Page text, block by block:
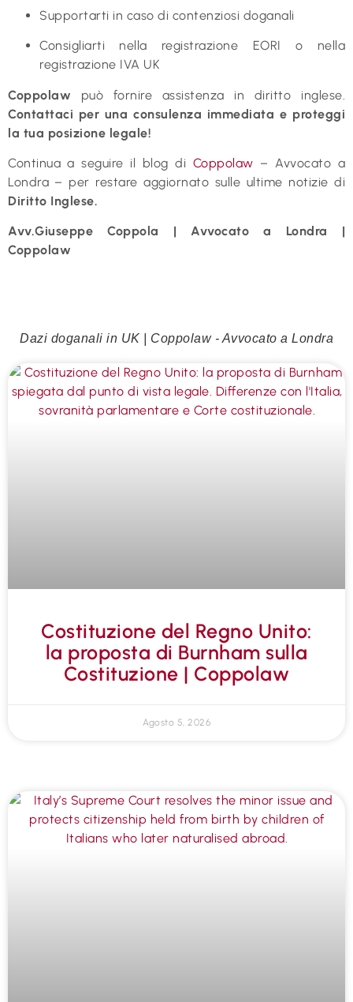
Supportarti in caso di contenziosi doganali
Consigliarti nella registrazione EORI o nella
registrazione IVA UK
Coppolaw può fornire assistenza in diritto inglese.
Contattaci per una consulenza immediata e proteggi
la tua posizione legale!
Continua a seguire il blog di Coppolaw – Avvocato a
Londra – per restare aggiornato sulle ultime notizie di
Diritto Inglese.
Avv.Giuseppe Coppola | Avvocato a Londra |
Coppolaw
Dazi doganali in UK | Coppolaw - Avvocato a Londra
Costituzione del Regno Unito:
la proposta di Burnham sulla
Costituzione | Coppolaw
Agosto 5, 2026